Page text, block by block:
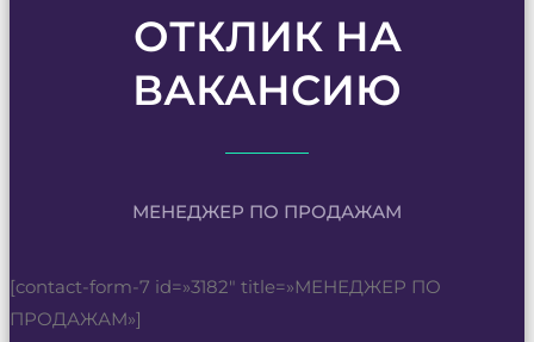
ОТКЛИК НА
ВАКАНСИЮ
МЕНЕДЖЕР ПО ПРОДАЖАМ
[contact-form-7 id=»3182″ title=»МЕНЕДЖЕР ПО
ПРОДАЖАМ»]